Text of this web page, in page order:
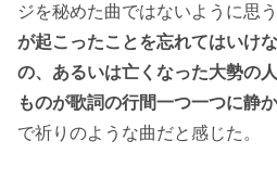
ジを秘めた曲ではないように思う
が起こったことを忘れてはいけ
の、あるいは亡くなった大勢の
ものが歌詞の行間一つ一つに静
で祈りのような曲だと感じた。